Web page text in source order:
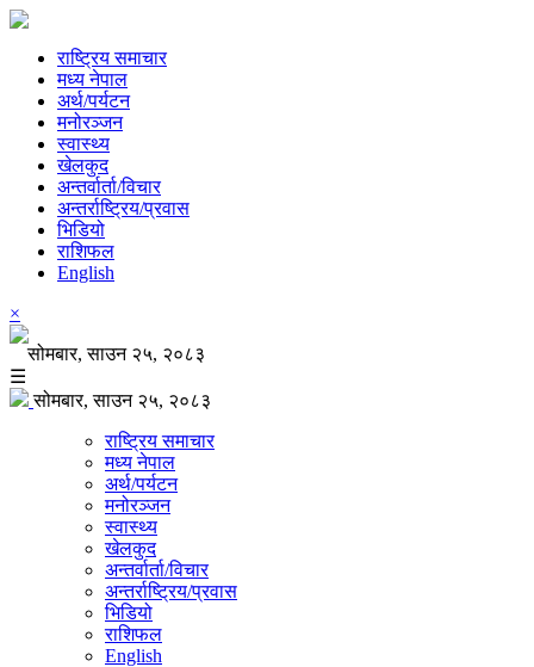
राष्ट्रिय समाचार
मध्य नेपाल
अर्थ/पर्यटन
मनोरञ्जन
स्वास्थ्य
खेलकुद
अन्तर्वार्ता/विचार
अन्तर्राष्ट्रिय/प्रवास
भिडियो
राशिफल
English
×
सोमबार, साउन २५, २०८३
☰
सोमबार, साउन २५, २०८३
राष्ट्रिय समाचार
मध्य नेपाल
अर्थ/पर्यटन
मनोरञ्जन
स्वास्थ्य
खेलकुद
अन्तर्वार्ता/विचार
अन्तर्राष्ट्रिय/प्रवास
भिडियो
राशिफल
English